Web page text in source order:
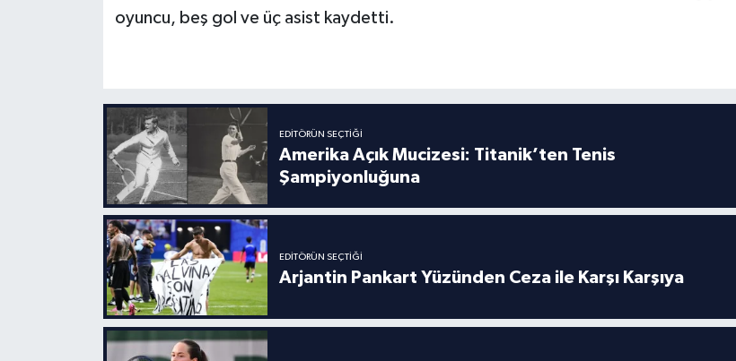
oyuncu, beş gol ve üç asist kaydetti.
EDITÖRÜN SEÇTIĞI
Amerika Açık Mucizesi: Titanik’ten Tenis
Şampiyonluğuna
EDITÖRÜN SEÇTIĞI
Arjantin Pankart Yüzünden Ceza ile Karşı Karşıya
Motor Sporları
Diğer Spor Dalları
Futbolcular